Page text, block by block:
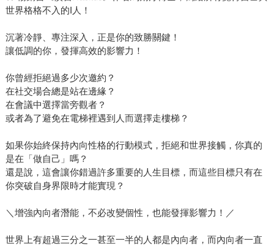
世界格格不入的I人！
沉著冷靜、專注深入，正是你的致勝關鍵！
讓低調的你，發揮高效的影響力！
你曾經拒絕過多少次邀約？
在社交場合總是站在邊緣？
在會議中選擇當旁觀者？
或者為了避免在電梯裡遇到人而選擇走樓梯？
如果你始終保持內向性格的行動模式，拒絕和世界接觸，你真的
是在「做自己」嗎？
還是說，這會讓你錯過許多重要的人生目標，而這些目標只有在
你突破自身界限時才能實現？
＼增強內向者潛能，不必改變個性，也能發揮影響力！／
世界上有超過三分之一甚至一半的人都是內向者，而內向者一直